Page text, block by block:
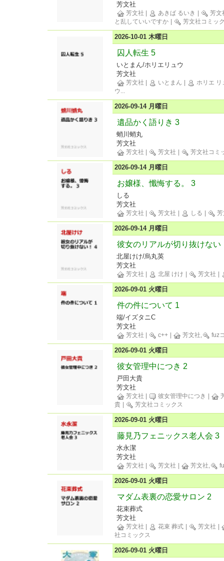
芳文社
芳文社 あきば るいき
芳文
と乱していいですか
芳文社コミッ
2026-10-01 木曜日
囚人転生 5
いとまん/ホリエリュウ
芳文社
芳文社 いとまん
ホリエ リ
ウ...
2026-09-14 月曜日
遺品かく語りき 3
蛸川蛸丸
芳文社
芳文社 芳文社 芳文社コミ
2026-09-14 月曜日
お嬢様、懺悔する。 3
しる
芳文社
芳文社 芳文社 しる
2026-09-14 月曜日
彼女のリアルが切り抜けない
北屋けけ/烏丸英
芳文社
芳文社 北屋 けけ 芳文社
2026-09-01 火曜日
件の件について 1
端/イズタニC
芳文社
芳文社 c++ 芳文社, fuz
2026-09-01 火曜日
彼女管理中につき 2
戸田大貴
芳文社
芳文社 彼女管理中につき
貴
芳文社コミックス
2026-09-01 火曜日
藤見乃フェニックス老人会 3
水永潔
芳文社
芳文社 芳文社 芳文社,
2026-09-01 火曜日
マダム表裏の恋愛サロン 2
花束葬式
芳文社
芳文社 花束 葬式 芳文社
社コミックス
2026-09-01 火曜日